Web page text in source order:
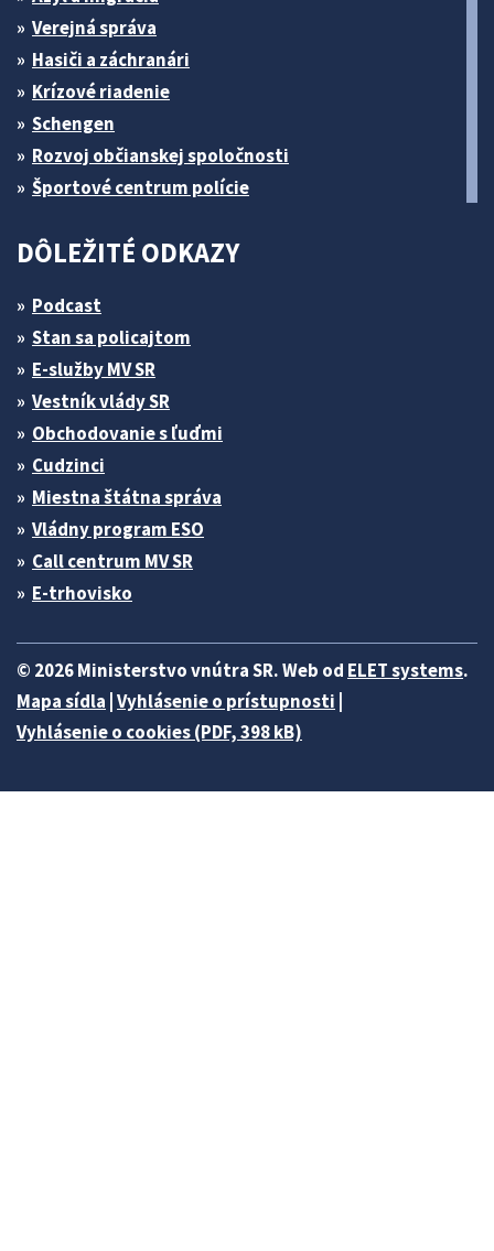
Verejná správa
Hasiči a záchranári
Krízové riadenie
Schengen
Rozvoj občianskej spoločnosti
Športové centrum polície
DÔLEŽITÉ ODKAZY
Podcast
Stan sa policajtom
E-služby MV SR
Vestník vlády SR
Obchodovanie s ľuďmi
Cudzinci
Miestna štátna správa
Vládny program ESO
Call centrum MV SR
E-trhovisko
© 2026 Ministerstvo vnútra SR. Web od ELET systems.
Mapa sídla Vyhlásenie o prístupnosti
Vyhlásenie o cookies (PDF, 398 kB)